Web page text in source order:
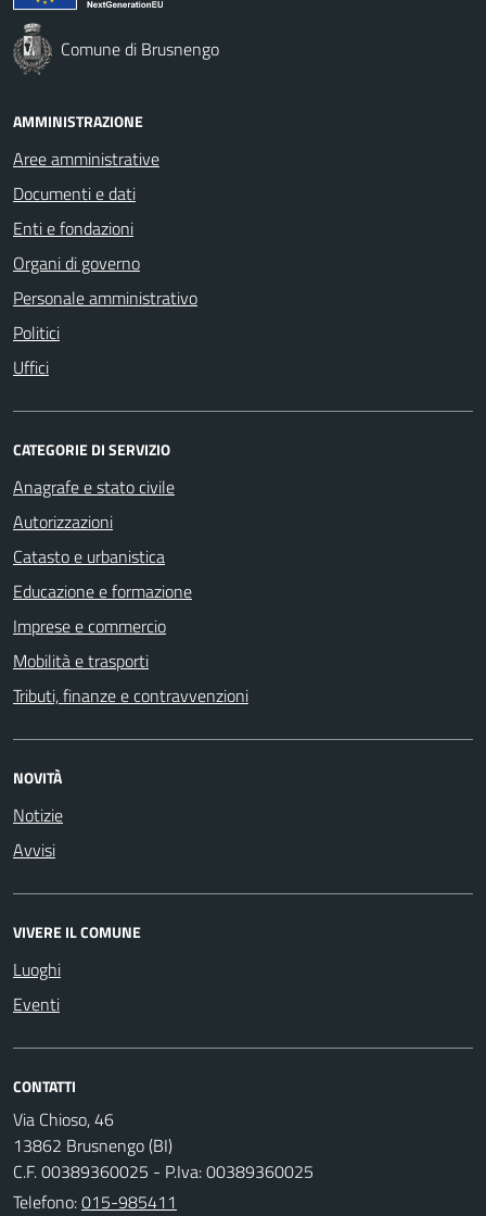
Comune di Brusnengo
AMMINISTRAZIONE
Aree amministrative
Documenti e dati
Enti e fondazioni
Organi di governo
Personale amministrativo
Politici
Uffici
CATEGORIE DI SERVIZIO
Anagrafe e stato civile
Autorizzazioni
Catasto e urbanistica
Educazione e formazione
Imprese e commercio
Mobilità e trasporti
Tributi, finanze e contravvenzioni
NOVITÀ
Notizie
Avvisi
VIVERE IL COMUNE
Luoghi
Eventi
CONTATTI
Via Chioso, 46
13862 Brusnengo (BI)
C.F. 00389360025 - P.Iva: 00389360025
Telefono:015-985411